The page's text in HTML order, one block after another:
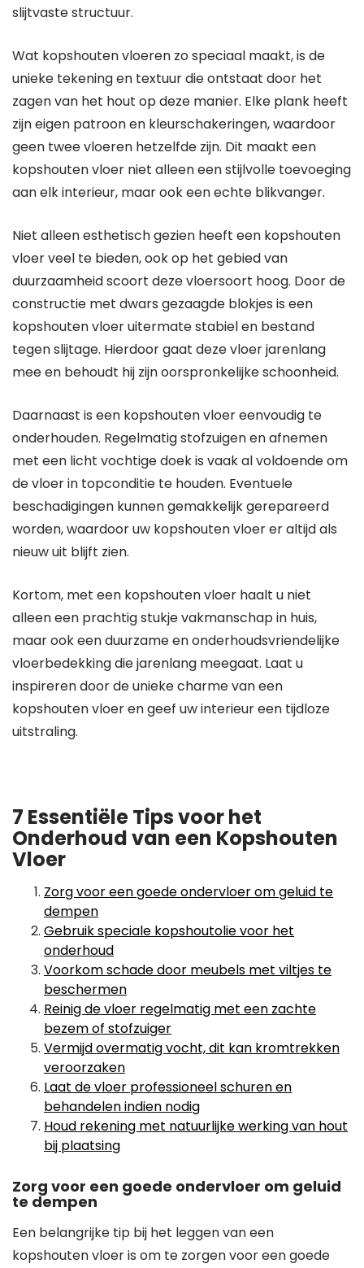
slijtvaste structuur.
Wat kopshouten vloeren zo speciaal maakt, is de
unieke tekening en textuur die ontstaat door het
zagen van het hout op deze manier. Elke plank heeft
zijn eigen patroon en kleurschakeringen, waardoor
geen twee vloeren hetzelfde zijn. Dit maakt een
kopshouten vloer niet alleen een stijlvolle toevoeging
aan elk interieur, maar ook een echte blikvanger.
Niet alleen esthetisch gezien heeft een kopshouten
vloer veel te bieden, ook op het gebied van
duurzaamheid scoort deze vloersoort hoog. Door de
constructie met dwars gezaagde blokjes is een
kopshouten vloer uitermate stabiel en bestand
tegen slijtage. Hierdoor gaat deze vloer jarenlang
mee en behoudt hij zijn oorspronkelijke schoonheid.
Daarnaast is een kopshouten vloer eenvoudig te
onderhouden. Regelmatig stofzuigen en afnemen
met een licht vochtige doek is vaak al voldoende om
de vloer in topconditie te houden. Eventuele
beschadigingen kunnen gemakkelijk gerepareerd
worden, waardoor uw kopshouten vloer er altijd als
nieuw uit blijft zien.
Kortom, met een kopshouten vloer haalt u niet
alleen een prachtig stukje vakmanschap in huis,
maar ook een duurzame en onderhoudsvriendelijke
vloerbedekking die jarenlang meegaat. Laat u
inspireren door de unieke charme van een
kopshouten vloer en geef uw interieur een tijdloze
uitstraling.
7 Essentiële Tips voor het
Onderhoud van een Kopshouten
Vloer
Zorg voor een goede ondervloer om geluid te
dempen
Gebruik speciale kopshoutolie voor het
onderhoud
Voorkom schade door meubels met viltjes te
beschermen
Reinig de vloer regelmatig met een zachte
bezem of stofzuiger
Vermijd overmatig vocht, dit kan kromtrekken
veroorzaken
Laat de vloer professioneel schuren en
behandelen indien nodig
Houd rekening met natuurlijke werking van hout
bij plaatsing
Zorg voor een goede ondervloer om geluid
te dempen
Een belangrijke tip bij het leggen van een
kopshouten vloer is om te zorgen voor een goede